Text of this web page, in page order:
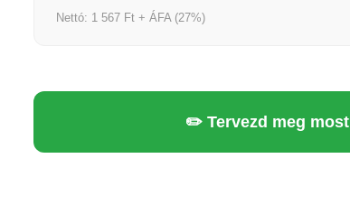
Nettó: 1 567 Ft + ÁFA (27%)
✏️ Tervezd meg most